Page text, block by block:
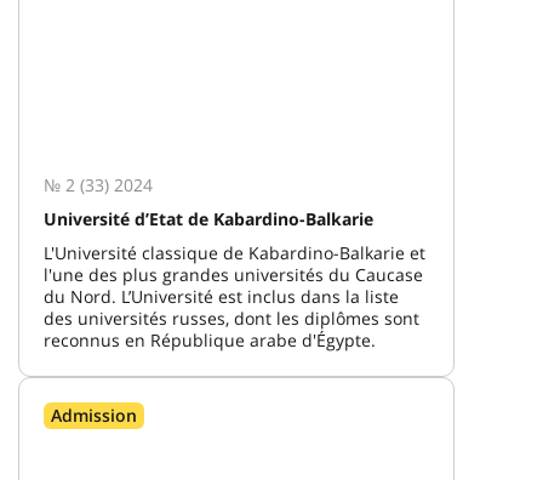
№ 2 (33) 2024
Université d’Etat de Kabardino-Balkarie
L'Université classique de Kabardino-Balkarie et
l'une des plus grandes universités du Caucase
du Nord. L’Université est inclus dans la liste
des universités russes, dont les diplômes sont
reconnus en République arabe d'Égypte.
Admission